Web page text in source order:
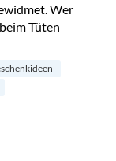
Wer
Tüten
in Kreuzberg“